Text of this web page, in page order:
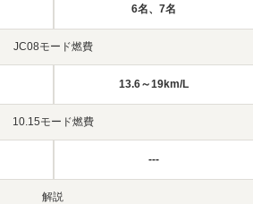
6名、7名
JC08モード燃費
13.6～19km/L
10.15モード燃費
---
解説